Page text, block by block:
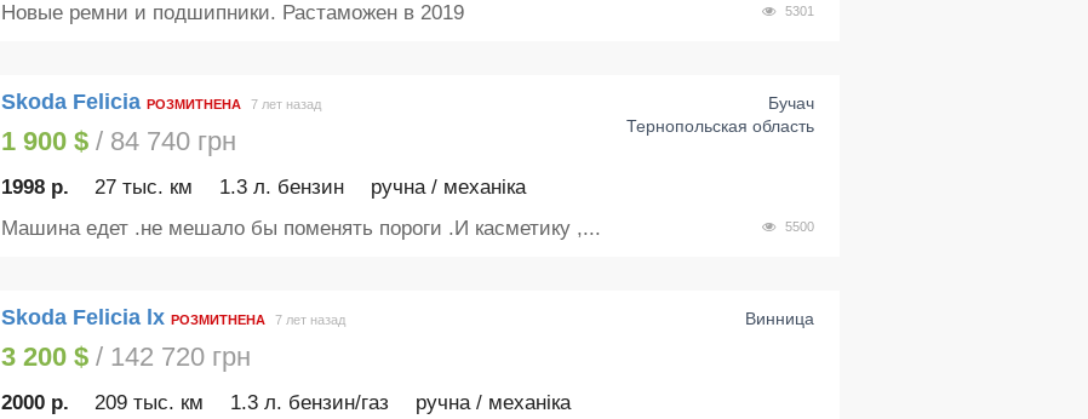
5301
Новые ремни и подшипники. Растаможен в 2019
Skoda Felicia РОЗМИТНЕНА
Бучач
Тернопольская область
7 лет назад
1 900 $/ 84 740 грн
1998 р. 27 тыс. км 1.3 л. бензин ручна / механіка
5500
Машина едет .не мешало бы поменять пороги .И касметику ,...
Skoda Felicia lx РОЗМИТНЕНА Винница
7 лет назад
3 200 $/ 142 720 грн
2000 р. 209 тыс. км 1.3 л. бензин/газ ручна / механіка